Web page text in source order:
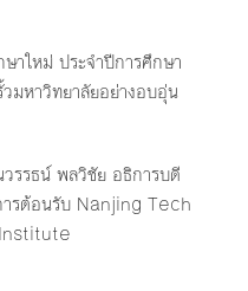
าใหม่ ประจำปีการศึกษา
มหาวิทยาลัยอย่างอบอุ่น
รรธน์ พลวิชัย อธิการบดี
รต้อนรับ Nanjing Tech